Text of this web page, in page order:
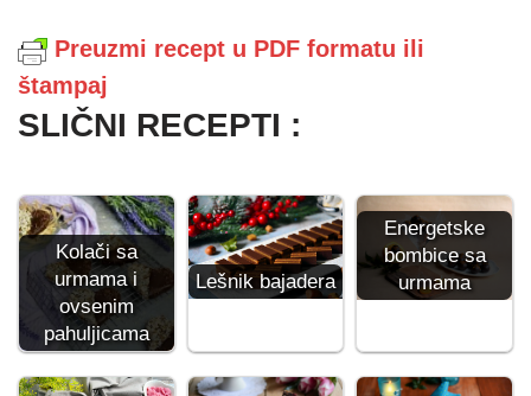
Preuzmi recept u PDF formatu ili
štampaj
SLIČNI RECEPTI :
Kolači sa
urmama i
ovsenim
pahuljicama
Lešnik bajadera
Energetske
bombice sa
urmama